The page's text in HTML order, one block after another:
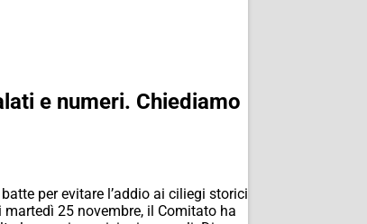
e numeri. Chiediamo
per evitare l’addio ai ciliegi storici
25 novembre, il Comitato ha